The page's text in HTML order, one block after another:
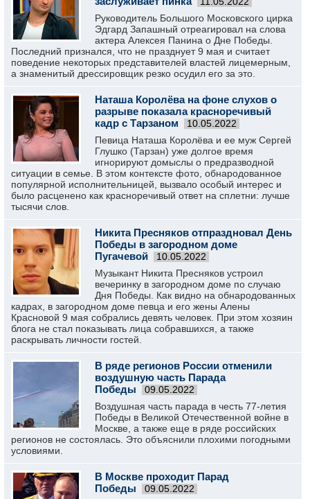
Руководитель Большого Московского цирка
Эдгард Запашный отреагировал на слова
актера Алексея Панина о Дне Победы.
Последний признался, что не празднует 9 мая и считает
поведение некоторых представителей властей лицемерным,
а знаменитый дрессировщик резко осудил его за это.
Наташа Королёва на фоне слухов о
разрыве показала красноречивый
кадр с Тарзаном
10.05.2022
Певица Наташа Королёва и ее муж Сергей
Глушко (Тарзан) уже долгое время
игнорируют домыслы о предразводной
ситуации в семье. В этом контексте фото, обнародованное
популярной исполнительницей, вызвало особый интерес и
было расценено как красноречивый ответ на сплетни: лучше
тысячи слов.
Никита Пресняков отпраздновал День
Победы в загородном доме
Пугачевой
10.05.2022
Музыкант Никита Пресняков устроил
вечеринку в загородном доме по случаю
Дня Победы. Как видно на обнародованных
кадрах, в загородном доме певца и его жены Алены
Красновой 9 мая собрались девять человек. При этом хозяин
блога не стал показывать лица собравшихся, а также
раскрывать личности гостей.
В ряде регионов России отменили
воздушную часть Парада
Победы
09.05.2022
Воздушная часть парада в честь 77-летия
Победы в Великой Отечественной войне в
Москве, а также еще в ряде российских
регионов не состоялась. Это объяснили плохими погодными
условиями.
В Москве проходит Парад
Победы
09.05.2022